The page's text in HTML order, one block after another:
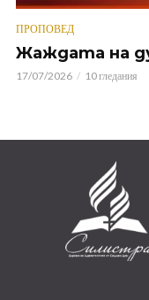
ПРОПОВЕД
Жаждата на
17/07/2026 10 гледания